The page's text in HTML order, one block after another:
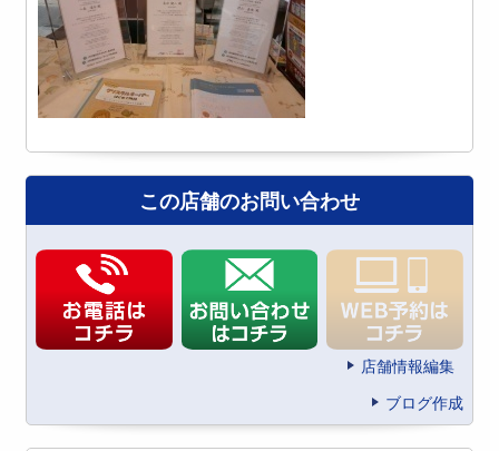
この店舗のお問い合わせ
店舗情報編集
ブログ作成